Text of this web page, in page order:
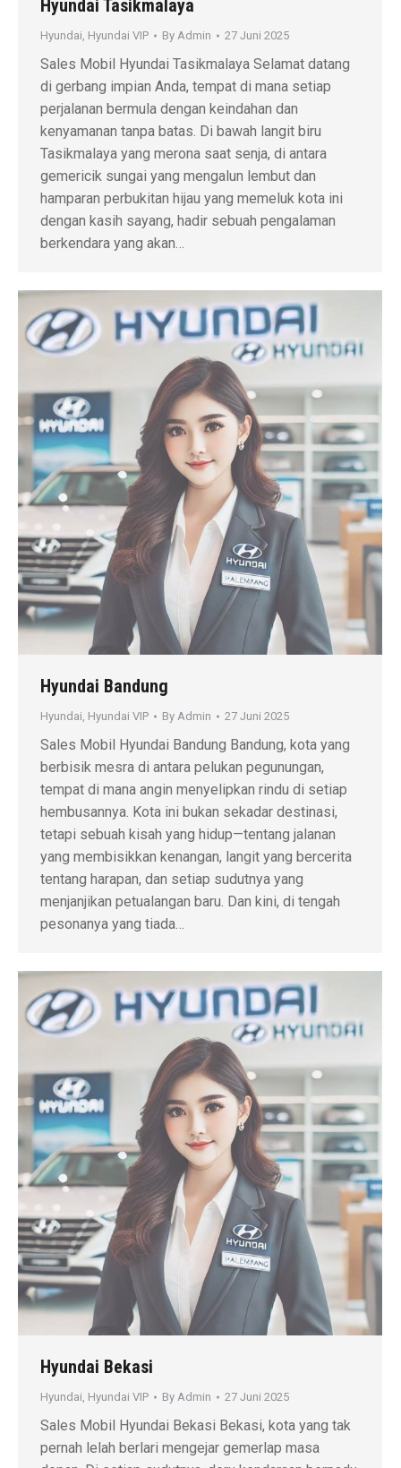
Hyundai Tasikmalaya
Hyundai, Hyundai VIP By Admin 27 Juni 2025
Sales Mobil Hyundai Tasikmalaya Selamat datang
di gerbang impian Anda, tempat di mana setiap
perjalanan bermula dengan keindahan dan
kenyamanan tanpa batas. Di bawah langit biru
Tasikmalaya yang merona saat senja, di antara
gemericik sungai yang mengalun lembut dan
hamparan perbukitan hijau yang memeluk kota ini
dengan kasih sayang, hadir sebuah pengalaman
berkendara yang akan…
Hyundai Bandung
Hyundai, Hyundai VIP By Admin 27 Juni 2025
Sales Mobil Hyundai Bandung Bandung, kota yang
berbisik mesra di antara pelukan pegunungan,
tempat di mana angin menyelipkan rindu di setiap
hembusannya. Kota ini bukan sekadar destinasi,
tetapi sebuah kisah yang hidup—tentang jalanan
yang membisikkan kenangan, langit yang bercerita
tentang harapan, dan setiap sudutnya yang
menjanjikan petualangan baru. Dan kini, di tengah
pesonanya yang tiada…
Hyundai Bekasi
Hyundai, Hyundai VIP By Admin 27 Juni 2025
Sales Mobil Hyundai Bekasi Bekasi, kota yang tak
pernah lelah berlari mengejar gemerlap masa